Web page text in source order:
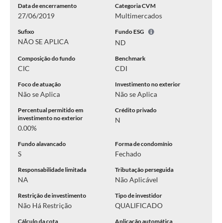
Data de encerramento
27/06/2019
Categoria CVM
Multimercados
Sufixo
NÃO SE APLICA
Fundo ESG
ND
Composição do fundo
CIC
Benchmark
CDI
Foco de atuação
Não se Aplica
Investimento no exterior
Não se Aplica
Percentual permitido em
investimento no exterior
0.00%
Crédito privado
N
Fundo alavancado
S
Forma de condomínio
Fechado
Responsabilidade limitada
NA
Tributação perseguida
Não Aplicável
Restrição de investimento
Não Há Restrição
Tipo de investidor
QUALIFICADO
Cálculo da cota Aplicação automática